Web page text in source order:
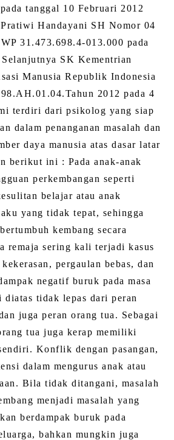
tanggal 10 Februari 2012
Handayani SH Nomor 04
31.473.698.4-013.000 pada
SK Kementrian
Manusia Republik Indonesia
2012 pada 4
terdiri dari psikolog yang siap
dalam penanganan masalah dan
daya manusia atas dasar latar
berikut ini : Pada anak-anak
perkembangan seperti
belajar atau anak
yang tidak tepat, sehingga
kembang secara
remaja sering kali terjadi kasus
pergaulan bebas, dan
negatif buruk pada masa
diatas tidak lepas dari peran
juga peran orang tua. Sebagai
tua juga kerap memiliki
Konflik dengan pasangan,
dalam mengurus anak atau
Bila tidak ditangani, masalah
menjadi masalah yang
berdampak buruk pada
bahkan mungkin juga